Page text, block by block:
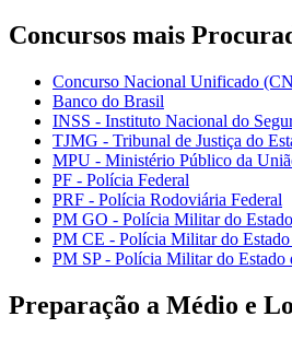
Concursos mais
Concurso Nacional Unificado
Banco do Brasil
INSS - Instituto Nacional do
TJMG - Tribunal de Justiça do
MPU - Ministério Público da
PF - Polícia Federal
PRF - Polícia Rodoviária Federal
PM GO - Polícia Militar do
PM CE - Polícia Militar do Estado
PM SP - Polícia Militar do Estado
Preparação a Médio e